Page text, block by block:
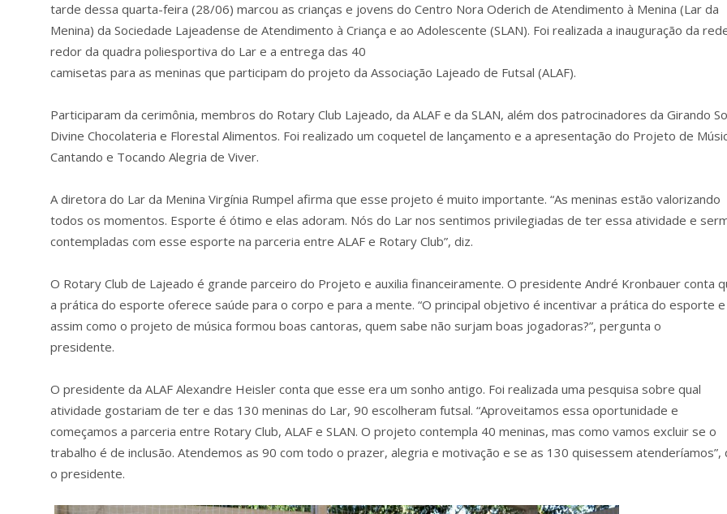
tarde dessa quarta-feira (28/06) marcou as crianças e jovens do Centro Nora Oderich de Atendimento à Menina (Lar da
Menina) da Sociedade Lajeadense de Atendimento à Criança e ao Adolescente (SLAN). Foi realizada a inauguração da
redor da quadra poliesportiva do Lar e a entrega das 40
camisetas para as meninas que participam do projeto da Associação Lajeado de Futsal (ALAF).
Participaram da cerimônia, membros do Rotary Club Lajeado, da ALAF e da SLAN, além dos patrocinadores da Girando
Divine Chocolateria e Florestal Alimentos. Foi realizado um coquetel de lançamento e a apresentação do Projeto de
Cantando e Tocando Alegria de Viver.
A diretora do Lar da Menina Virgínia Rumpel afirma que esse projeto é muito importante. “As meninas estão valorizando
todos os momentos. Esporte é ótimo e elas adoram. Nós do Lar nos sentimos privilegiadas de ter essa atividade e
contempladas com esse esporte na parceria entre ALAF e Rotary Club”, diz.
O Rotary Club de Lajeado é grande parceiro do Projeto e auxilia financeiramente. O presidente André Kronbauer conta
a prática do esporte oferece saúde para o corpo e para a mente. “O principal objetivo é incentivar a prática do esporte e
assim como o projeto de música formou boas cantoras, quem sabe não surjam boas jogadoras?”, pergunta o
presidente.
O presidente da ALAF Alexandre Heisler conta que esse era um sonho antigo. Foi realizada uma pesquisa sobre qual
atividade gostariam de ter e das 130 meninas do Lar, 90 escolheram futsal. “Aproveitamos essa oportunidade e
começamos a parceria entre Rotary Club, ALAF e SLAN. O projeto contempla 40 meninas, mas como vamos excluir se o
trabalho é de inclusão. Atendemos as 90 com todo o prazer, alegria e motivação e se as 130 quisessem atenderíamos”,
o presidente.